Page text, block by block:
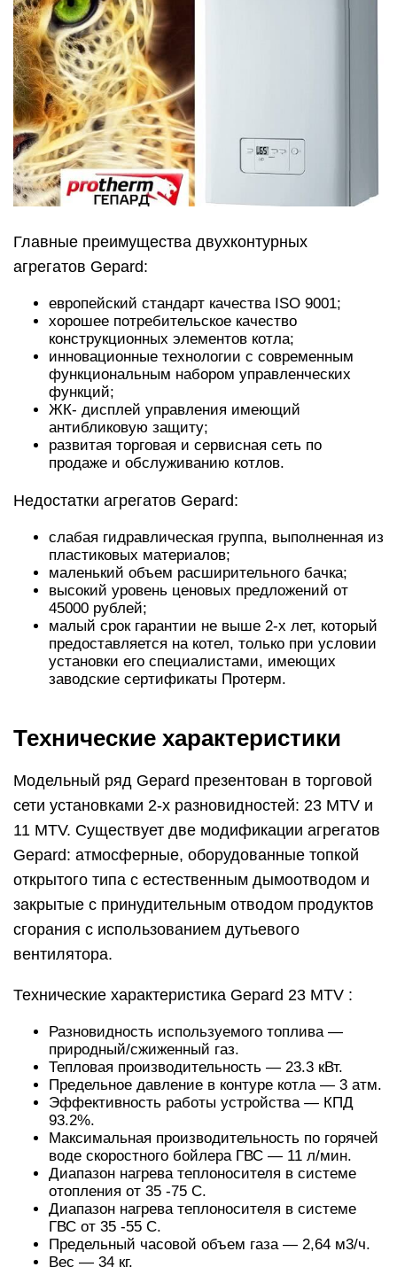
Главные преимущества двухконтурных
агрегатов Gepard:
европейский стандарт качества ISO 9001;
хорошее потребительское качество
конструкционных элементов котла;
инновационные технологии с современным
функциональным набором управленческих
функций;
ЖК- дисплей управления имеющий
антибликовую защиту;
развитая торговая и сервисная сеть по
продаже и обслуживанию котлов.
Недостатки агрегатов Gepard:
слабая гидравлическая группа, выполненная из
пластиковых материалов;
маленький объем расширительного бачка;
высокий уровень ценовых предложений от
45000 рублей;
малый срок гарантии не выше 2-х лет, который
предоставляется на котел, только при условии
установки его специалистами, имеющих
заводские сертификаты Протерм.
Технические характеристики
Модельный ряд Gepard презентован в торговой
сети установками 2-х разновидностей: 23 MTV и
11 MTV. Существует две модификации агрегатов
Gepard: атмосферные, оборудованные топкой
открытого типа с естественным дымоотводом и
закрытые с принудительным отводом продуктов
сгорания с использованием дутьевого
вентилятора.
Технические характеристика Gepard 23 MTV :
Разновидность используемого топлива —
природный/сжиженный газ.
Тепловая производительность — 23.3 кВт.
Предельное давление в контуре котла — 3 атм.
Эффективность работы устройства — КПД
93.2%.
Максимальная производительность по горячей
воде скоростного бойлера ГВС — 11 л/мин.
Диапазон нагрева теплоносителя в системе
отопления от 35 -75 С.
Диапазон нагрева теплоносителя в системе
ГВС от 35 -55 С.
Предельный часовой объем газа — 2,64 м3/ч.
Вес — 34 кг.